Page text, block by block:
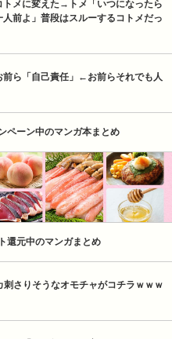
メに変えた→トメ「いつになったら
前よ」普段はスルーするコトメだっ
ら「自己責任」←お前らそれでも人
ペーン中のマンガ本まとめ
還元中のマンガまとめ
刺さりそうなオモチャがコチラｗｗｗ